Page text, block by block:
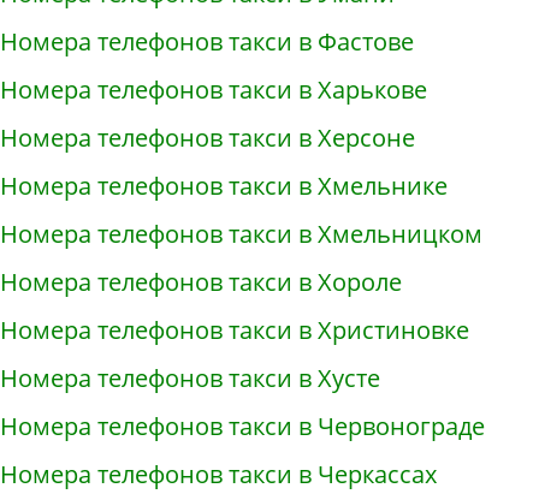
Номера телефонов такси в Фастове
Номера телефонов такси в Харькове
Номера телефонов такси в Херсоне
Номера телефонов такси в Хмельнике
Номера телефонов такси в Хмельницком
Номера телефонов такси в Хороле
Номера телефонов такси в Христиновке
Номера телефонов такси в Хусте
Номера телефонов такси в Червонограде
Номера телефонов такси в Черкассах